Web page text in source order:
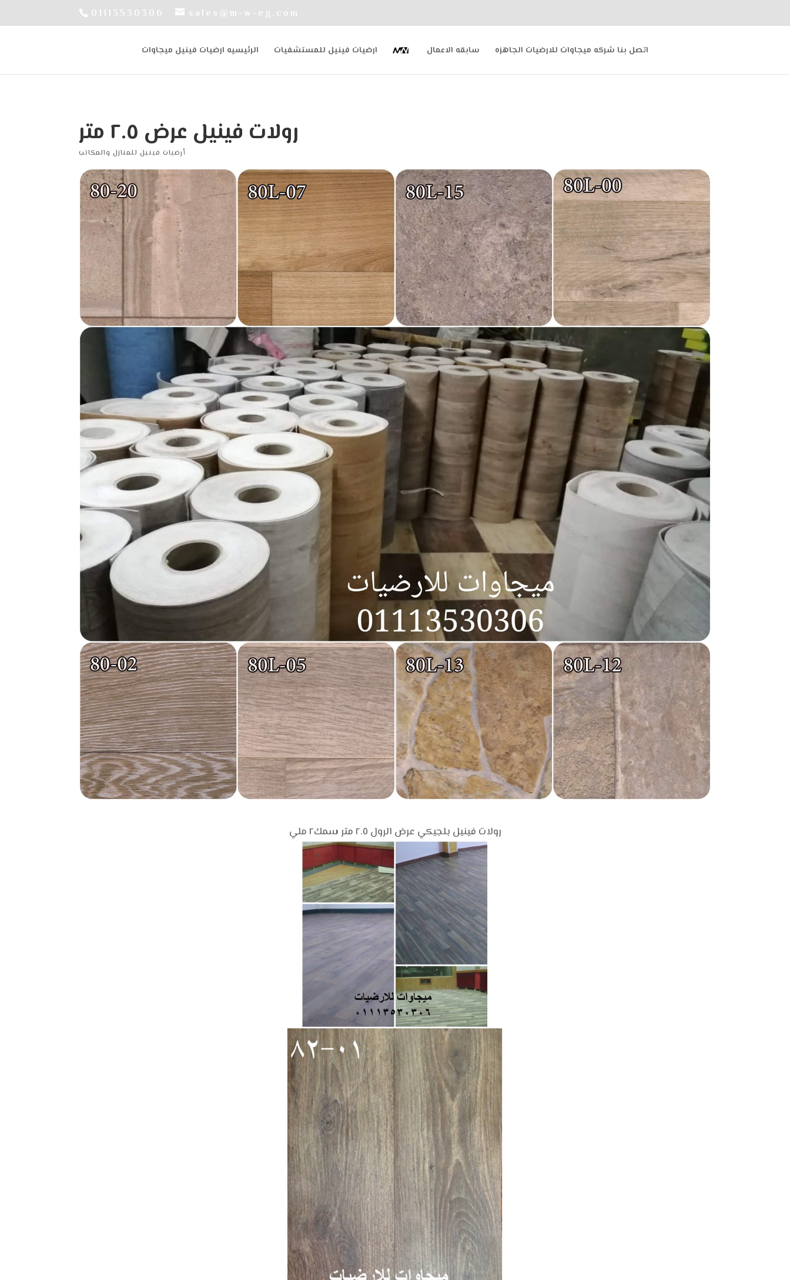
01113530306 sales@m-w-eg.com
الرئيسيه ارضيات فينيل ميجاوات ارضيات فينيل للمستشفيات سابقه الاعمال اتصل بنا شركه ميجاوات للارضيات الجاهزه
رولات فينيل عرض ٢.٥ متر
أرضيات فينيل للمنازل والمكاتب
رولات فينيل بلجيكي عرض الرول ٢.٥ متر سمك٢ ملي